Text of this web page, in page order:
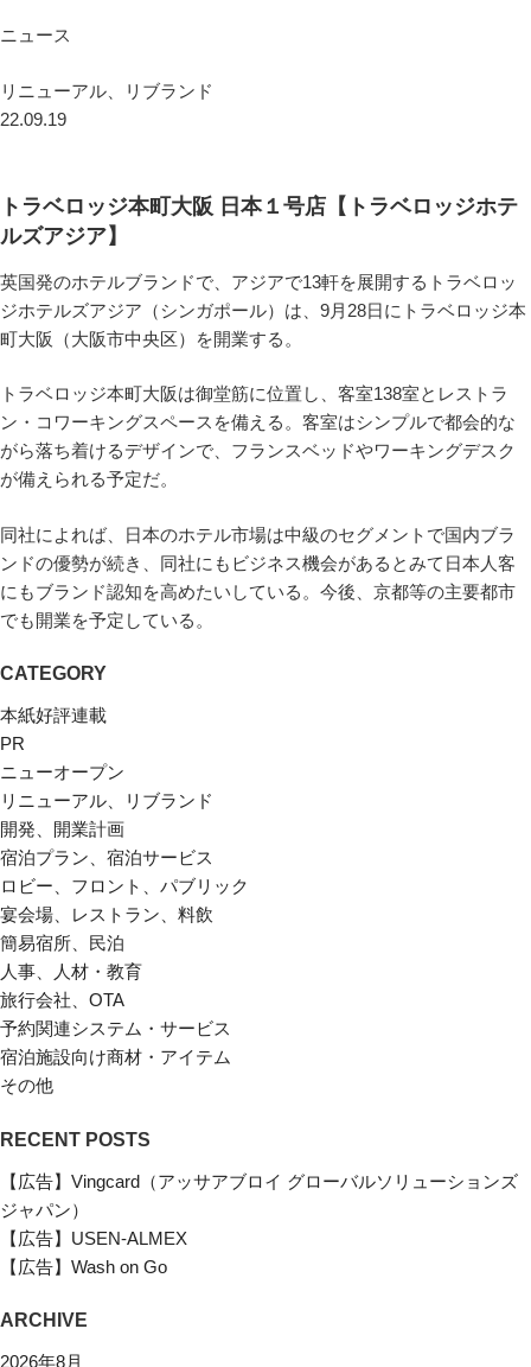
ニュース
リニューアル、リブランド
22.09.19
トラベロッジ本町大阪 日本１号店【トラベロッジホテ
ルズアジア】
英国発のホテルブランドで、アジアで13軒を展開するトラベロッ
ジホテルズアジア（シンガポール）は、9月28日にトラベロッジ本
町大阪（大阪市中央区）を開業する。
トラベロッジ本町大阪は御堂筋に位置し、客室138室とレストラ
ン・コワーキングスペースを備える。客室はシンプルで都会的な
がら落ち着けるデザインで、フランスベッドやワーキングデスク
が備えられる予定だ。
同社によれば、日本のホテル市場は中級のセグメントで国内ブラ
ンドの優勢が続き、同社にもビジネス機会があるとみて日本人客
にもブランド認知を高めたいしている。今後、京都等の主要都市
でも開業を予定している。
CATEGORY
本紙好評連載
PR
ニューオープン
リニューアル、リブランド
開発、開業計画
宿泊プラン、宿泊サービス
ロビー、フロント、パブリック
宴会場、レストラン、料飲
簡易宿所、民泊
人事、人材・教育
旅行会社、OTA
予約関連システム・サービス
宿泊施設向け商材・アイテム
その他
RECENT POSTS
【広告】Vingcard（アッサアブロイ グローバルソリューションズ
ジャパン）
【広告】USEN-ALMEX
【広告】Wash on Go
ARCHIVE
2026年8月